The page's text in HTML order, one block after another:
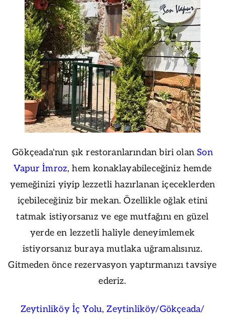
Gökçeada'nın şık restoranlarından biri olan Son
Vapur İmroz, hem konaklayabileceğiniz hemde
yemeğinizi yiyip lezzetli hazırlanan içeceklerden
içebileceğiniz bir mekan. Özellikle oğlak etini
tatmak istiyorsanız ve ege mutfağını en güzel
yerde en lezzetli haliyle deneyimlemek
istiyorsanız buraya mutlaka uğramalısınız.
Gitmeden önce rezervasyon yaptırmanızı tavsiye
ederiz.
Zeytinliköy İç Yolu, Zeytinliköy/Gökçeada/